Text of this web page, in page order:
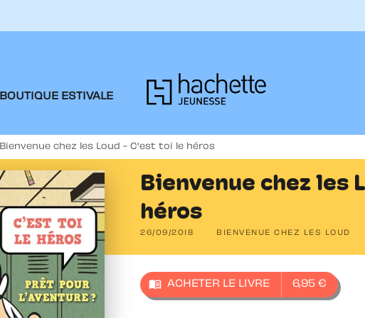
BOUTIQUE ESTIVALE
Bienvenue chez les Loud - C'est toi le héros
Bienvenue chez les
héros
26/09/2018 BIENVENUE CHEZ LES LOUD
menu_book ACHETER LE LIVRE 6,95 €